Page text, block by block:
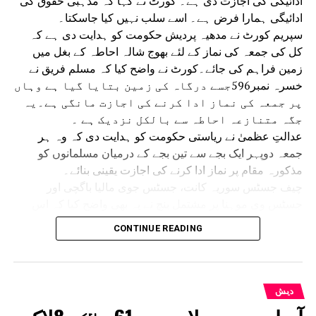
ادائیگی ہمارا فرض ہے۔ اسے سلب نہیں کیا جاسکتا۔
سپریم کورٹ نے مدھیہ پردیش حکومت کو ہدایت دی ہے کہ
کل کی جمعہ کی نماز کے لئے بھوج شالہ احاطہ کے بغل میں
زمین فراہم کی جائے۔کورٹ نے واضح کیا کہ مسلم فریق نے
خسرہ نمبر596جسے درگاہ کی زمین بتایا گیا ہے وہاں
پر جمعہ کی نماز ادا کرنے کی اجازت مانگی ہے۔یہ
جگہ متنازعہ احاطہ سے بالکل نزدیک ہے ۔
عدالتِ عظمیٰ نے ریاستی حکومت کو ہدایت دی کہ وہ ہر
جمعہ دوپہر ایک بجے سے تین بجے کے درمیان مسلمانوں کو
مذکورہ مقام پر نماز ادا کرنے کی اجازت یقینی بنائے۔
حکم سے ریاستی حکومت اور مسلم فریق باہمی رضامندی سے
جمعہ کی نماز کے لیے کسی متبادل مقام پر غور کرنے سے
دوپہر ایک بجے سے تین بجے کے درمیان نماز کے لیے متنازع مقام
سے متصل ایک علیحدہ کھلی جگہ فراہم کی جائے۔بعد ازاں
CONTINUE READING
دیش